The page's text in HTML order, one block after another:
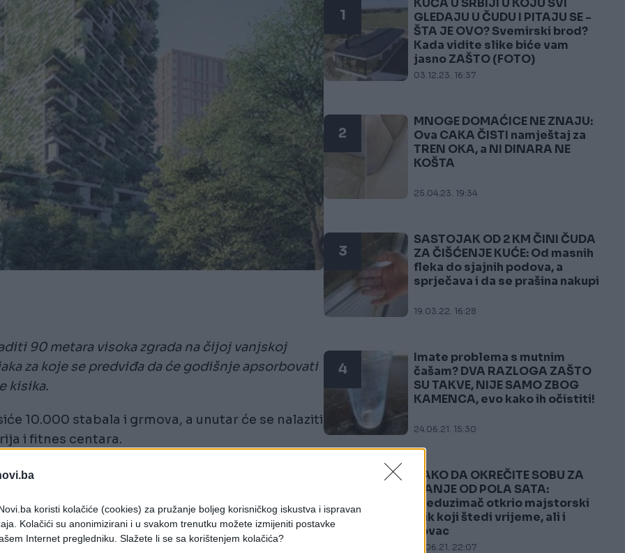
koristi kolačiće (cookies) za pružanje boljeg korisničkog iskustva i ispravan
Kolačići su anonimizirani i u svakom trenutku možete izmijeniti postavke
Internet pregledniku. Slažete li se sa korištenjem kolačića?
90 metara visoka zgrada na čijoj vanjskoj
za koje se predviđa da će godišnje apsorbovati
kisika.
10.000 stabala i grmova, a unutar će se nalaziti
i fitnes centara.
1
KUĆA U SRBIJI U KOJU SVI
GLEDAJU U ČUDU I PITAJU SE -
ŠTA JE OVO? Svemirski brod?
Kada vidite slike biće vam
jasno ZAŠTO (FOTO)
03.12.23. 16:37
2
MNOGE DOMAĆICE NE ZNAJU:
Ova CAKA ČISTI namještaj za
TREN OKA, a NI DINARA NE
KOŠTA
25.04.23. 19:34
3
SASTOJAK OD 2 KM ČINI ČUDA
ZA ČIŠĆENJE KUĆE: Od masnih
fleka do sjajnih podova, a
sprječava i da se prašina nakupi
19.03.22. 16:28
4
Imate problema s mutnim
čašam? DVA RAZLOGA ZAŠTO
SU TAKVE, NIJE SAMO ZBOG
KAMENCA, evo kako ih očistiti!
24.06.21. 15:30
KAKO DA OKREČITE SOBU ZA
MANJE OD POLA SATA:
Preduzimač otkrio majstorski
trik koji štedi vrijeme, ali i
novac
21.06.21. 22:07